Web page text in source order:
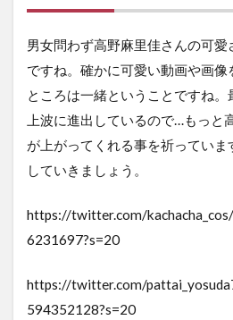
男女問わず高野麻里佳さんの可愛
ですね。確かに可愛い動画や画像
ところは一緒ということですね
上波に進出しているので…もっと
が上がってくれる事を祈ってい
していきましょう。
https://twitter.com/
6231697?s=20
https://twitter.com/
594352128?s=20